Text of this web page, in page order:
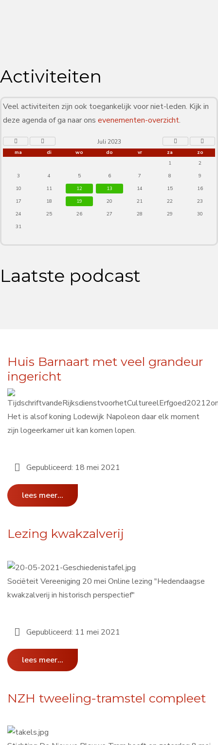
Activiteiten
Veel activiteiten zijn ook toegankelijk voor niet-leden. Kijk in
deze agenda of ga naar ons evenementen-overzicht.
Juli 2023
ma di wo do vr za
zo
1
2
3
4 5 6 7 8
9
10
11 12 13 14 15
16
17
18 19 20 21 22
23
24
25 26 27 28 29
30
31
Laatste podcast
Huis Barnaart met veel grandeur
ingericht
Het is alsof koning Lodewijk Napoleon daar elk moment
zijn logeerkamer uit kan komen lopen.
Gepubliceerd: 18 mei 2021
lees meer...
Lezing kwakzalverij
Sociëteit Vereeniging 20 mei Online lezing "Hedendaagse
kwakzalverij in historisch perspectief"
Gepubliceerd: 11 mei 2021
lees meer...
NZH tweeling-tramstel compleet